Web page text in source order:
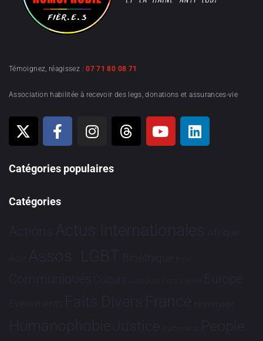
Témoignez, réagissez :07 71 80 08 71
Association habilitée à recevoir des legs, donations et assurances-vie
Catégories populaires
Catégories
Actions Actus Internationales Afrique
Asie Assos. LGBT Bioéthique Brève
Communiqués Culture Dialogues France-Brésil Europe
Evénements Faits Divers France Hommage
HumanophobieJustice Partenariat People